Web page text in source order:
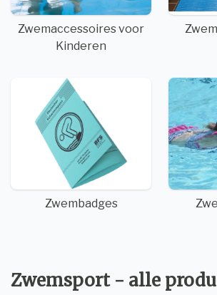
Zwemaccessoires voor
Kinderen
Zwembadges
Zwemsport - alle